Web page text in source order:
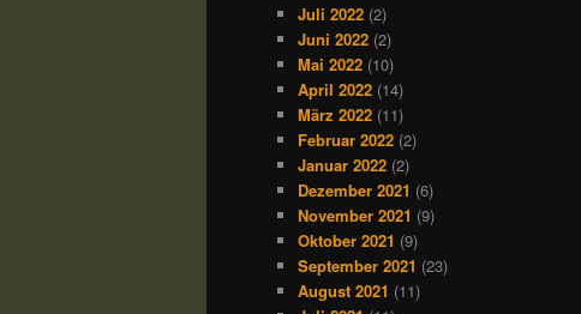
Juli 2022 (2)
Juni 2022 (2)
Mai 2022 (10)
April 2022 (14)
März 2022 (11)
Februar 2022 (2)
Januar 2022 (2)
Dezember 2021 (6)
November 2021 (9)
Oktober 2021 (9)
September 2021 (23)
August 2021 (11)